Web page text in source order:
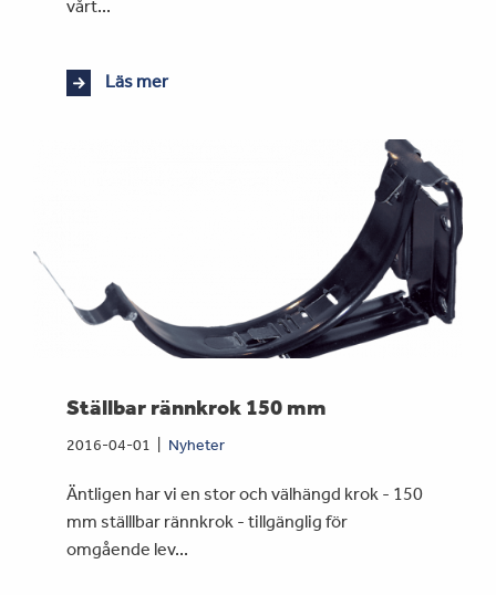
vårt...
Läs mer
Ställbar rännkrok 150 mm
2016-04-01 Nyheter
Äntligen har vi en stor och välhängd krok - 150
mm ställlbar rännkrok - tillgänglig för
omgående lev...